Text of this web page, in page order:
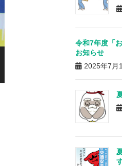
令和7年度「
お知らせ
2025年7月